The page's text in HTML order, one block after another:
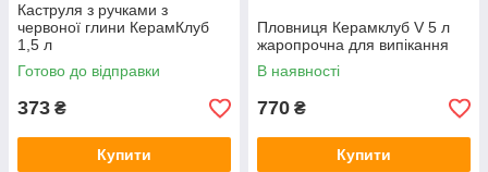
Каструля з ручками з
червоної глини КерамКлуб
1,5 л
Готово до відправки
373 ₴
Купити
Пловниця Керамклуб V 5 л
жаропрочна для випікання
В наявності
770 ₴
Купити